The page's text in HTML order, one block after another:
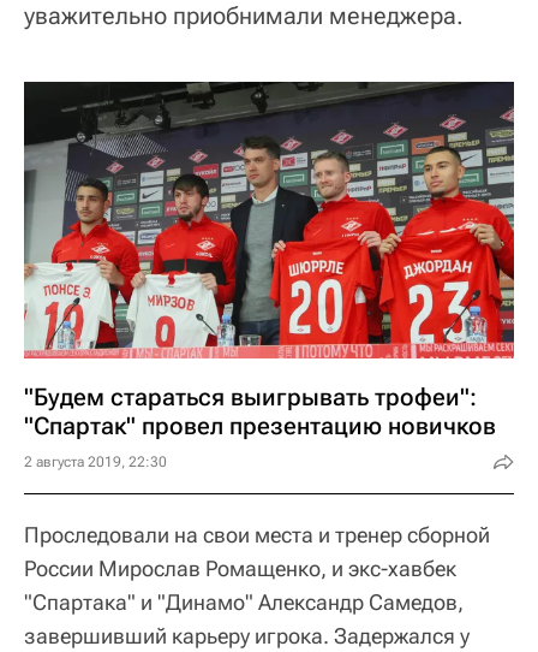
уважительно приобнимали менеджера.
"Будем стараться выигрывать трофеи":
"Спартак" провел презентацию новичков
2 августа 2019, 22:30
Проследовали на свои места и тренер сборной
России Мирослав Ромащенко, и экс-хавбек
"Спартака" и "Динамо" Александр Самедов,
завершивший карьеру игрока. Задержался у